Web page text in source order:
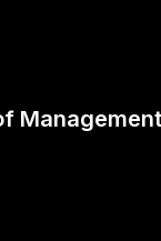
Management